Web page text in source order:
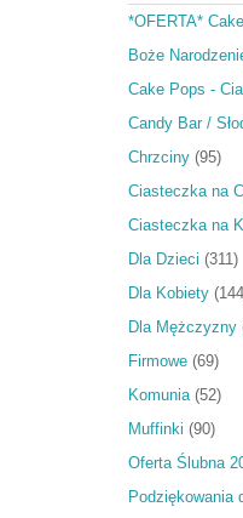
*OFERTA*
Boże
Cake Pops -
Candy Bar /
Chrzciny (95)
Ciasteczka na
Ciasteczka na
Dla Dzieci (311)
Dla Kobiety
Dla Mężczyzny
Firmowe (69)
Komunia (52)
Muffinki (90)
Oferta Ślubna
Podziękowania